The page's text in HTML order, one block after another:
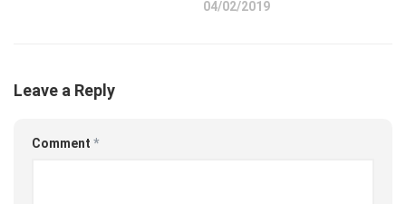
04/02/2019
Leave a Reply
Comment *